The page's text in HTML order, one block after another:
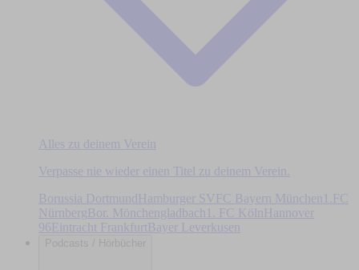
Alles zu deinem Verein
Verpasse nie wieder einen Titel zu deinem Verein.
Borussia DortmundHamburger SV FC Bayern München
1.FC
Nürnberg Bor. Mönchengladbach 1. FC Köln
Hannover
96Eintracht Frankfurt Bayer Leverkusen
Podcasts / Hörbücher